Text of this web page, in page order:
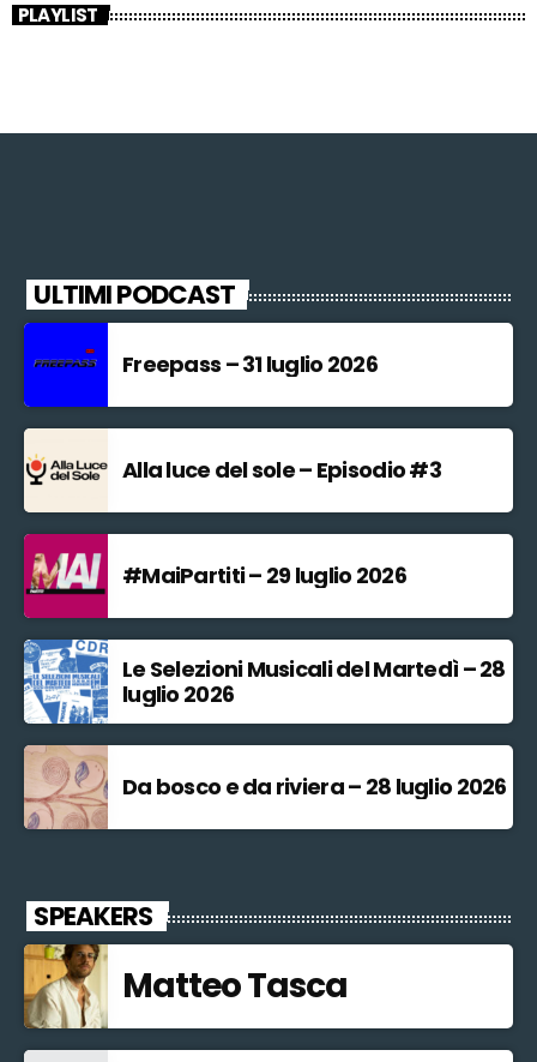
PLAYLIST
ULTIMI PODCAST
Freepass – 31 luglio 2026
Alla luce del sole – Episodio #3
#MaiPartiti – 29 luglio 2026
Le Selezioni Musicali del Martedì – 28
luglio 2026
Da bosco e da riviera – 28 luglio 2026
SPEAKERS
Matteo Tasca